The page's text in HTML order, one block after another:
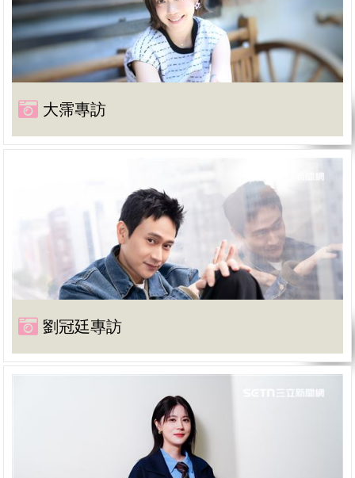
大霈專訪
劉冠廷專訪